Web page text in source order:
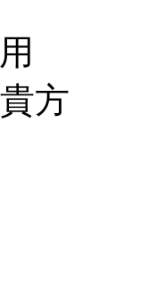
方